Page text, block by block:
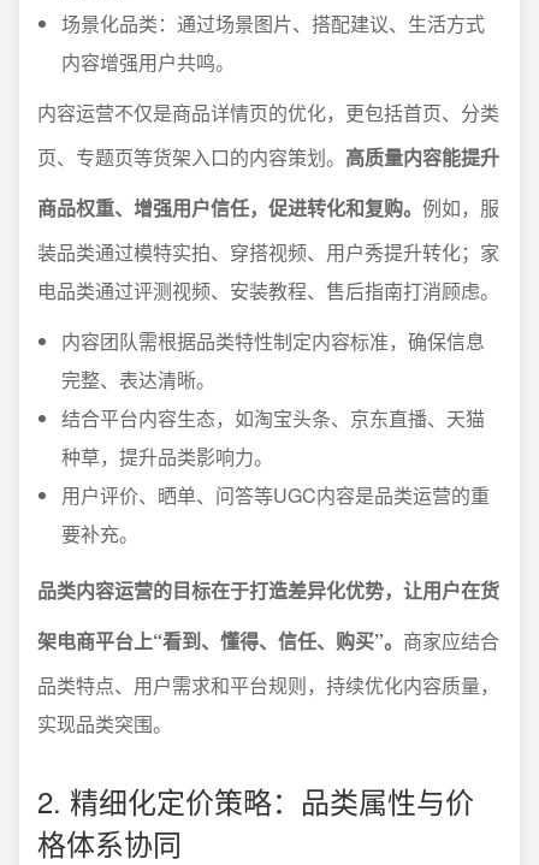
场景化品类：通过场景图片、搭配建议、生活方式
内容增强用户共鸣。
内容运营不仅是商品详情页的优化，更包括首页、分类
页、专题页等货架入口的内容策划。 高质量内容能提升
商品权重、增强用户信任，促进转化和复购。 例如，服
装品类通过模特实拍、穿搭视频、用户秀提升转化；家
电品类通过评测视频、安装教程、售后指南打消顾虑。
内容团队需根据品类特性制定内容标准，确保信息
完整、表达清晰。
结合平台内容生态，如淘宝头条、京东直播、天猫
种草，提升品类影响力。
用户评价、晒单、问答等UGC内容是品类运营的重
要补充。
品类内容运营的目标在于打造差异化优势，让用户在货
架电商平台上“看到、懂得、信任、购买”。 商家应结合
品类特点、用户需求和平台规则，持续优化内容质量，
实现品类突围。
2. 精细化定价策略：品类属性与价
格体系协同